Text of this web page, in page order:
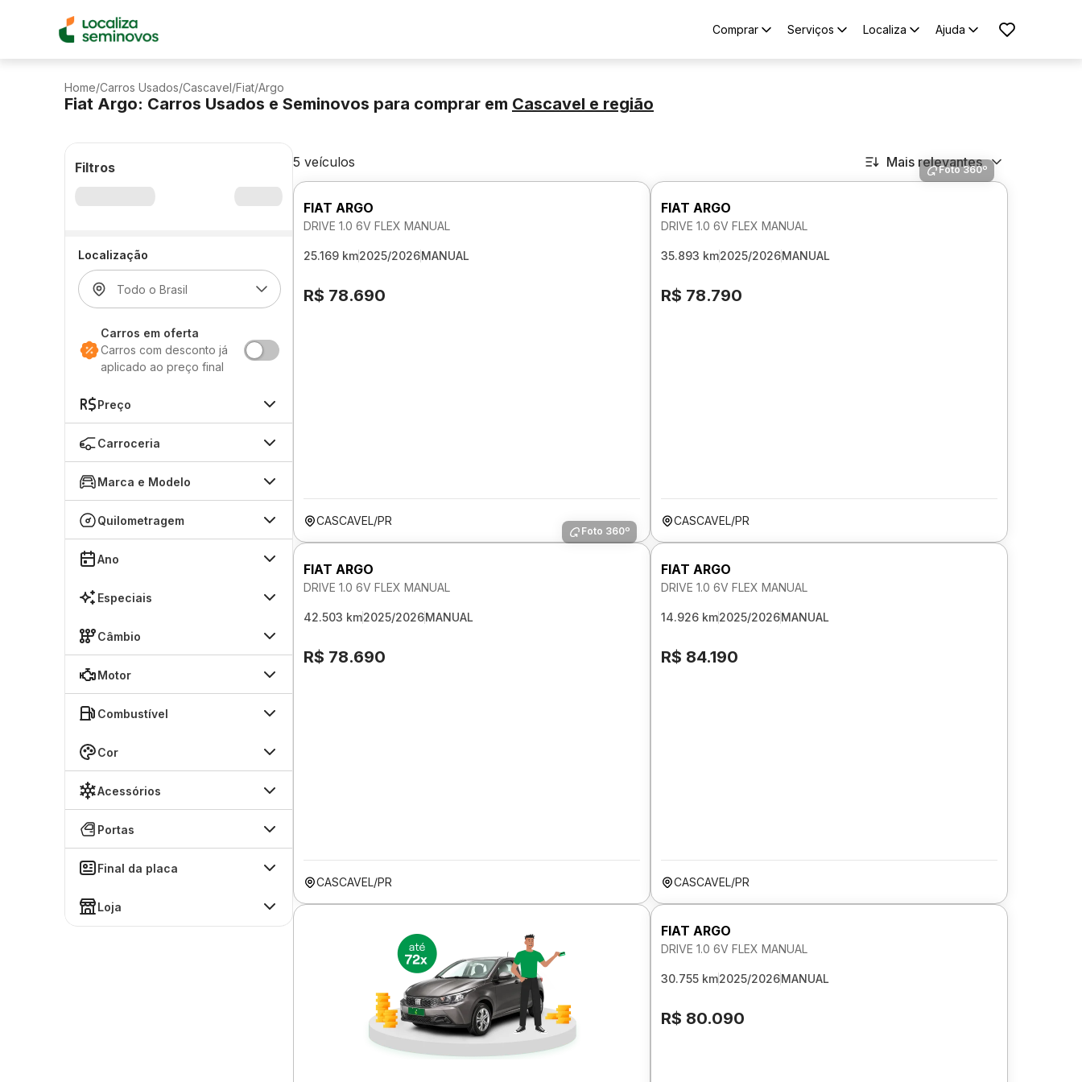
Comprar Serviços Localiza Ajuda
Home/Carros Usados/Cascavel/Fiat/Argo
Fiat Argo: Carros Usados e Seminovos para comprar em Cascavel e região
Filtros
Localização
Carros em oferta
Carros com desconto já
aplicado ao preço final
Preço
Carroceria
Marca e Modelo
Quilometragem
Ano
Especiais
Câmbio
Motor
Combustível
Cor
Acessórios
Portas
Final da placa
Loja
5 veículos Mais relevantes
FIAT ARGO
DRIVE 1.0 6V FLEX MANUAL
25.169 km2025/2026MANUAL
R$ 78.690
CASCAVEL/PR
Foto 360º
FIAT ARGO
DRIVE 1.0 6V FLEX MANUAL
35.893 km2025/2026MANUAL
R$ 78.790
CASCAVEL/PR
Foto 360º
FIAT ARGO
DRIVE 1.0 6V FLEX MANUAL
42.503 km2025/2026MANUAL
R$ 78.690
CASCAVEL/PR
FIAT ARGO
DRIVE 1.0 6V FLEX MANUAL
14.926 km2025/2026MANUAL
R$ 84.190
CASCAVEL/PR
FIAT ARGO
DRIVE 1.0 6V FLEX MANUAL
30.755 km2025/2026MANUAL
R$ 80.090